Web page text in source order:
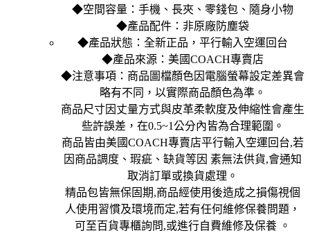
◆空間容量：手機、長夾、零錢包、隨身小物
◆產品配件：非原廠防塵袋
◆產品狀態：全新正品，平行輸入空運回台
◆產品來源：美國COACH專賣店
◆注意事項：商品圖檔顏色因電腦螢幕設定差異會
略有不同，以實際商品顏色為準。
商品尺寸因丈量方式與皮革柔軟度及伸縮性會產生
些許誤差，在0.5~1公分內皆為合理範圍。
商品皆由美國COACH專賣店平行輸入空運回台,若
因商品調度、瑕疵、缺貨等因 素無法供貨,會通知
取消訂單或換貨處理。
精品包皆無保固期,商品經使用後造成之損傷視個
人使用習慣及環境而定,若有任何維修保養問題，
可至百貨專櫃詢問,或進行自費維修及保養 。